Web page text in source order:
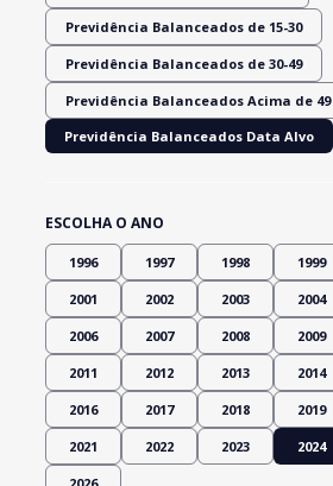
Previdência Balanceados de 15-30
Previdência Balanceados de 30-49
Previdência Balanceados Acima de 49
Previdência Balanceados Data Alvo
ESCOLHA O ANO
1996 1997 1998 1999
2001 2002 2003 2004
2006 2007 2008 2009
2011 2012 2013 2014
2016 2017 2018 2019
2021 2022 2023 2024
2026